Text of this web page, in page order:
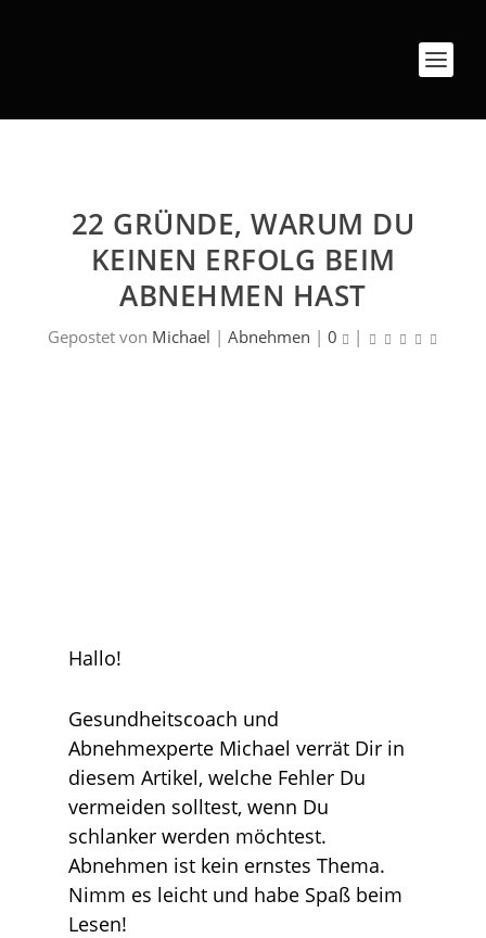
22 GRÜNDE, WARUM DU
KEINEN ERFOLG BEIM
ABNEHMEN HAST
Gepostet von Michael | Abnehmen | 0 |
Hallo!
Gesundheitscoach und
Abnehmexperte Michael verrät Dir in
diesem Artikel, welche Fehler Du
vermeiden solltest, wenn Du
schlanker werden möchtest.
Abnehmen ist kein ernstes Thema.
Nimm es leicht und habe Spaß beim
Lesen!